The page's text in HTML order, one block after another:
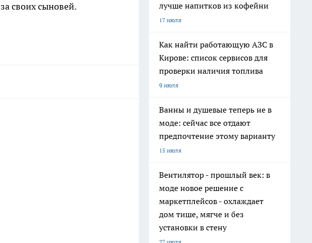
своих сыновей.
лучше напитков из кофейни
17 июля
Как найти работающую АЗС в
Кирове: список сервисов для
проверки наличия топлива
9 июля
Ванны и душевые теперь не в
моде: сейчас все отдают
предпочтение этому варианту
15 июля
Вентилятор - прошлый век: в
моде новое решение с
маркетплейсов - охлаждает
дом тише, мягче и без
установки в стену